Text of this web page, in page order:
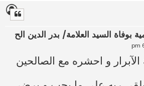
و احشره مع الصالحين